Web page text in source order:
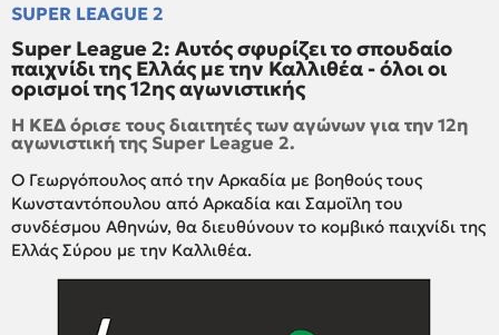
SUPER LEAGUE 2
Super League 2: Αυτός σφυρίζει το σπουδαίο
παιχνίδι της Ελλάς με την Καλλιθέα - όλοι οι
ορισμοί της 12ης αγωνιστικής
Η ΚΕΔ όρισε τους διαιτητές των αγώνων για την 12η
αγωνιστική της Super League 2.
Ο Γεωργόπουλος από την Αρκαδία με βοηθούς τους
Κωνσταντόπουλου από Αρκαδία και Σαμοϊλη του
συνδέσμου Αθηνών, θα διευθύνουν το κομβικό παιχνίδι της
Ελλάς Σύρου με την Καλλιθέα.